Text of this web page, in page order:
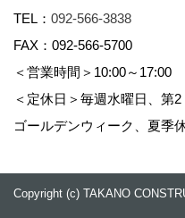
TEL： 092-566-3838
FAX：092-566-5700
＜営業時間＞10:00～17:00
＜定休日＞毎週水曜日、第
ゴールデンウィーク、夏季
Copyright (c) TAKANO